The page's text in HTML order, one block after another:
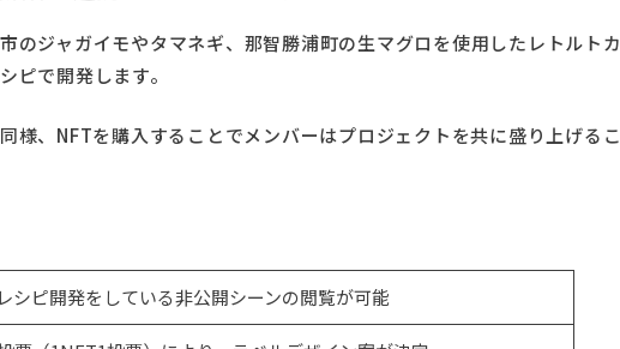
のジャガイモやタマネギ、那智勝浦町の生マグロを使用したレトルトカ
ピで開発します。
様、NFTを購入することでメンバーはプロジェクトを共に盛り上げるこ
シピ開発をしている非公開シーンの閲覧が可能